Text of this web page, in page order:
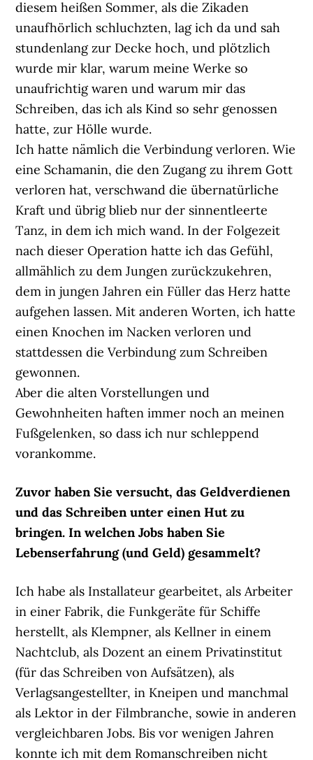
diesem heißen Sommer, als die Zikaden
unaufhörlich schluchzten, lag ich da und sah
stundenlang zur Decke hoch, und plötzlich
wurde mir klar, warum meine Werke so
unaufrichtig waren und warum mir das
Schreiben, das ich als Kind so sehr genossen
hatte, zur Hölle wurde.
Ich hatte nämlich die Verbindung verloren. Wie
eine Schamanin, die den Zugang zu ihrem Gott
verloren hat, verschwand die übernatürliche
Kraft und übrig blieb nur der sinnentleerte
Tanz, in dem ich mich wand. In der Folgezeit
nach dieser Operation hatte ich das Gefühl,
allmählich zu dem Jungen zurückzukehren,
dem in jungen Jahren ein Füller das Herz hatte
aufgehen lassen. Mit anderen Worten, ich hatte
einen Knochen im Nacken verloren und
stattdessen die Verbindung zum Schreiben
gewonnen.
Aber die alten Vorstellungen und
Gewohnheiten haften immer noch an meinen
Fußgelenken, so dass ich nur schleppend
vorankomme.
Zuvor haben Sie versucht, das Geldverdienen
und das Schreiben unter einen Hut zu
bringen. In welchen Jobs haben Sie
Lebenserfahrung (und Geld) gesammelt?
Ich habe als Installateur gearbeitet, als Arbeiter
in einer Fabrik, die Funkgeräte für Schiffe
herstellt, als Klempner, als Kellner in einem
Nachtclub, als Dozent an einem Privatinstitut
(für das Schreiben von Aufsätzen), als
Verlagsangestellter, in Kneipen und manchmal
als Lektor in der Filmbranche, sowie in anderen
vergleichbaren Jobs. Bis vor wenigen Jahren
konnte ich mit dem Romanschreiben nicht